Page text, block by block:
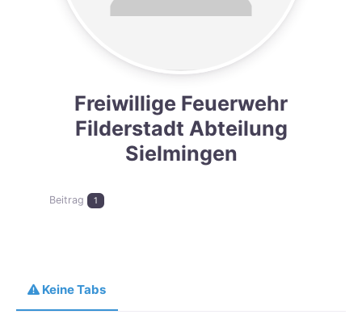
Freiwillige Feuerwehr
Filderstadt Abteilung
Sielmingen
Beitrag 1
Keine Tabs